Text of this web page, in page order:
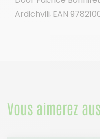
Ardichvili, EAN
Vous aimerez